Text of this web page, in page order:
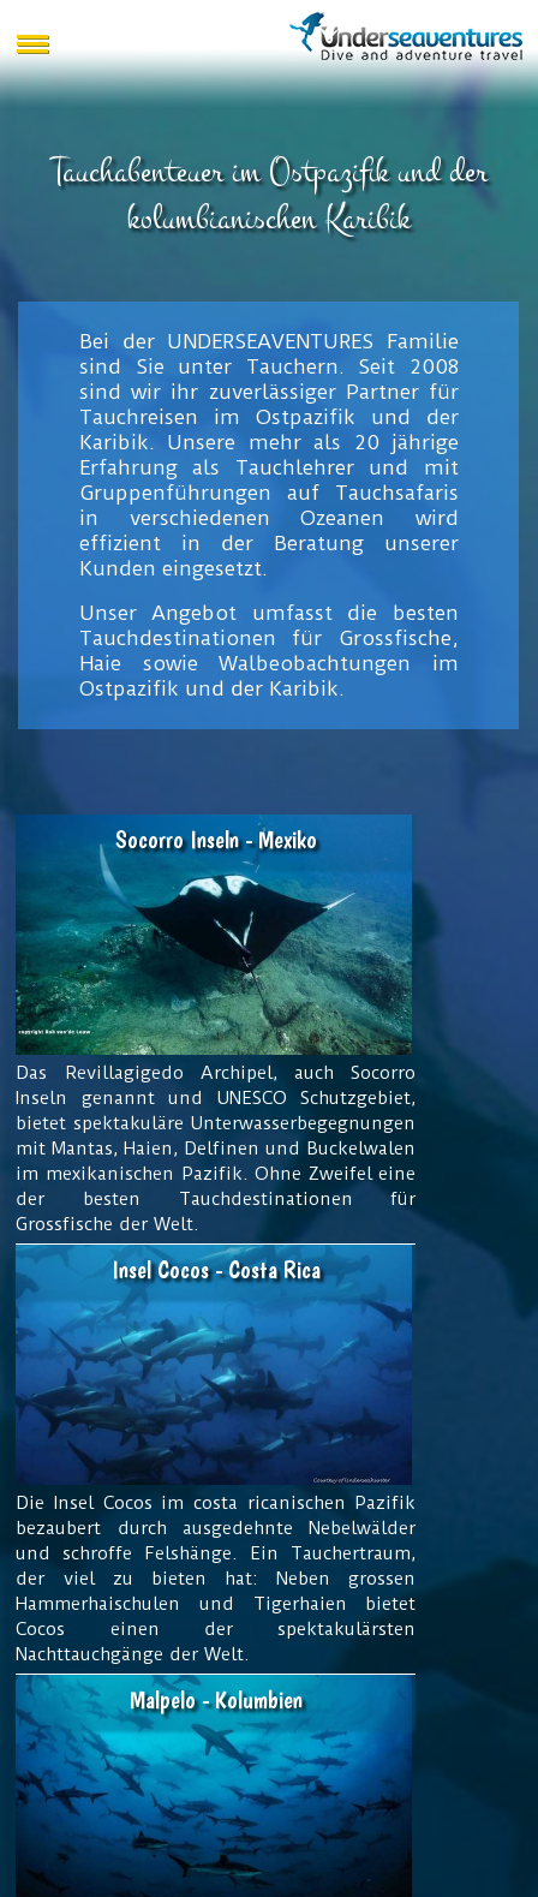
Tauchabenteuer im Ostpazifik und der
kolumbianischen Karibik
Bei der UNDERSEAVENTURES Familie
sind Sie unter Tauchern. Seit 2008
sind wir ihr zuverlässiger Partner für
Tauchreisen im Ostpazifik und der
Karibik. Unsere mehr als 20 jährige
Erfahrung als Tauchlehrer und mit
Gruppenführungen auf Tauchsafaris
in verschiedenen Ozeanen wird
effizient in der Beratung unserer
Kunden eingesetzt.
Unser Angebot umfasst die besten
Tauchdestinationen für Grossfische,
Haie sowie Walbeobachtungen im
Ostpazifik und der Karibik.
Socorro Inseln - Mexiko
Das Revillagigedo Archipel, auch Socorro
Inseln genannt und UNESCO Schutzgebiet,
bietet spektakuläre Unterwasserbegegnungen
mit Mantas, Haien, Delfinen und Buckelwalen
im mexikanischen Pazifik. Ohne Zweifel eine
der besten Tauchdestinationen für
Grossfische der Welt.
Insel Cocos - Costa Rica
Die Insel Cocos im costa ricanischen Pazifik
bezaubert durch ausgedehnte Nebelwälder
und schroffe Felshänge. Ein Tauchertraum,
der viel zu bieten hat: Neben grossen
Hammerhaischulen und Tigerhaien bietet
Cocos einen der spektakulärsten
Nachttauchgänge der Welt.
Malpelo - Kolumbien